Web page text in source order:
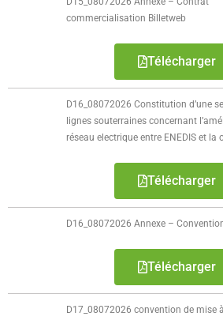
- - Rapport d'Orientation Budgétaire 2018
- - Présentation Débat d'Orientation
- - Rapport d'Orientation Budgétaire
- - Note de présentation brève et
primitif 2017
- - Rapport d'audit financier
Contact
commercialisation Billetweb
Télécharger
D16_08072026 Constitution d’une
lignes souterraines concernant
réseau electrique entre ENEDIS et la
Télécharger
D16_08072026 Annexe –
Télécharger
D17_08072026 convention de mise